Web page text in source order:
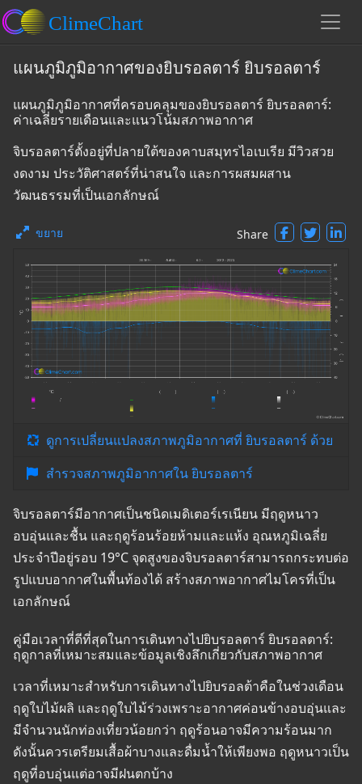
แผนภูมิภูมิอากาศของยิบรอลตาร์ ยิบรอลตาร์
แผนภูมิภูมิอากาศที่ครอบคลุมของยิบรอลตาร์ ยิบรอลตาร์:
ค่าเฉลี่ยรายเดือนและแนวโน้มสภาพอากาศ
จิบรอลตาร์ตั้งอยู่ที่ปลายใต้ของคาบสมุทรไอเบเรีย มีวิวสวย
งดงาม ประวัติศาสตร์ที่น่าสนใจ และการผสมผสาน
วัฒนธรรมที่เป็นเอกลักษณ์
ขยาย Share
ดูการเปลี่ยนแปลงสภาพภูมิอากาศที่ ยิบรอลตาร์ ด้วย
สำรวจสภาพภูมิอากาศใน ยิบรอลตาร์
จิบรอลตาร์มีอากาศเป็นชนิดเมดิเตอร์เรเนียน มีฤดูหนาว
อบอุ่นและชื้น และฤดูร้อนร้อยห้ามและแห้ง อุณหภูมิเฉลี่ย
ประจำปีอยู่รอบ 19°C จุดสูงของจิบรอลตาร์สามารถกระทบต่อ
รูปแบบอากาศในพื้นท้องได้ สร้างสภาพอากาศไมโครที่เป็น
เอกลักษณ์
คู่มือเวลาที่ดีที่สุดในการเดินทางไปยิบรอลตาร์ ยิบรอลตาร์:
ฤดูกาลที่เหมาะสมและข้อมูลเชิงลึกเกี่ยวกับสภาพอากาศ
เวลาที่เหมาะสำหรับการเดินทางไปยิบรอลต้าคือในช่วงเดือน
ฤดูใบไม้ผลิ และฤดูใบไม้ร่วงเพราะอากาศค่อนข้างอบอุ่นและ
มีจำนวนนักท่องเที่ยวน้อยกว่า ฤดูร้อนอาจมีความร้อนมาก
ดังนั้นควรเตรียมเสื้อผ้าบางและดื่มน้ำให้เพียงพอ ฤดูหนาวเป็น
ฤดูที่อบอุ่นแต่อาจมีฝนตกบ้าง